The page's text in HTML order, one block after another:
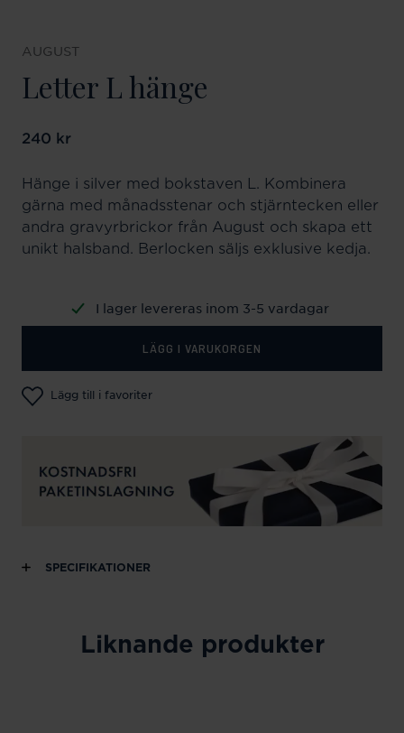
AUGUST
Letter L hänge
Pris:240 kr
240 kr
Hänge i silver med bokstaven L. Kombinera
gärna med månadsstenar och stjärntecken eller
andra gravyrbrickor från August och skapa ett
unikt halsband. Berlocken säljs exklusive kedja.
I lager levereras inom 3-5 vardagar
LÄGG I VARUKORGEN
Lägg till i favoriter
SPECIFIKATIONER
Liknande produkter